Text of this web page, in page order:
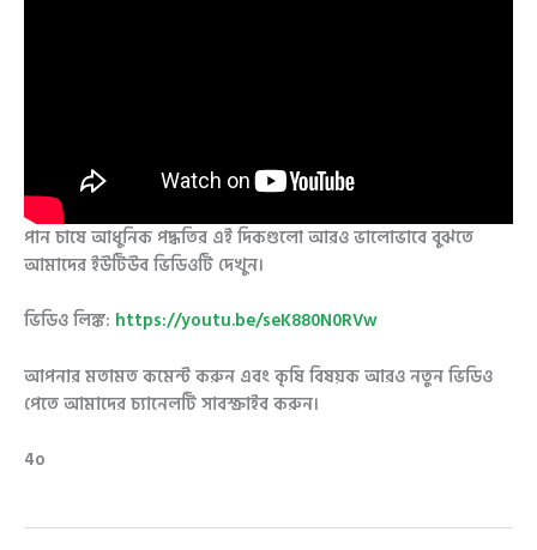
পান চাষে আধুনিক পদ্ধতির এই দিকগুলো আরও ভালোভাবে বুঝতে
আমাদের ইউটিউব ভিডিওটি দেখুন।
ভিডিও লিঙ্ক: https://youtu.be/seK880N0RVw
আপনার মতামত কমেন্ট করুন এবং কৃষি বিষয়ক আরও নতুন ভিডিও
পেতে আমাদের চ্যানেলটি সাবস্ক্রাইব করুন।
4o